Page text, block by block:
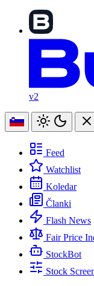
v2
Feed
Watchlist
Koledar
Članki
Flash News
Fair Price
StockBot
Stock